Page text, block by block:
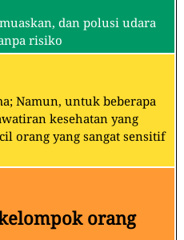
dan polusi udara
risiko
Namun, untuk beberapa
kesehatan yang
orang yang sangat sensitif
orang